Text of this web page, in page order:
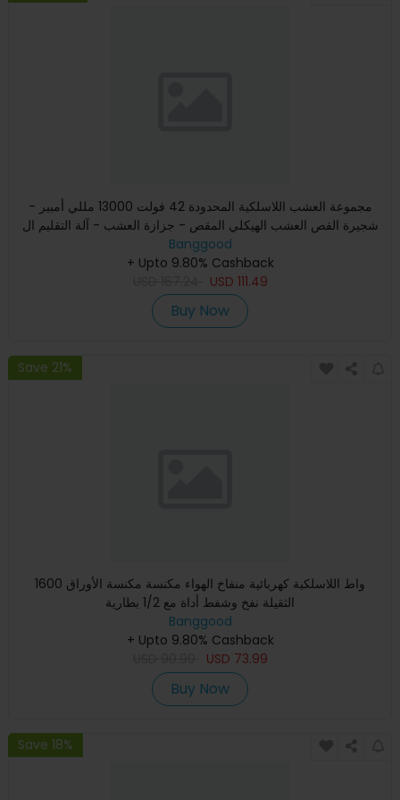
مجموعة العشب اللاسلكية المحدودة 42 فولت 13000 مللي أمبير -
شجيرة القص العشب الهيكلي المقص - جزازة العشب - آلة التقليم ال
Banggood
+ Upto 9.80% Cashback
USD 111.49
Buy Now
Save 21%
1600 واط اللاسلكية كهربائية منفاخ الهواء مكنسة مكنسة الأوراق
الثقيلة نفخ وشفط أداة مع 1/2 بطارية
Banggood
+ Upto 9.80% Cashback
USD 73.99
Buy Now
Save 18%